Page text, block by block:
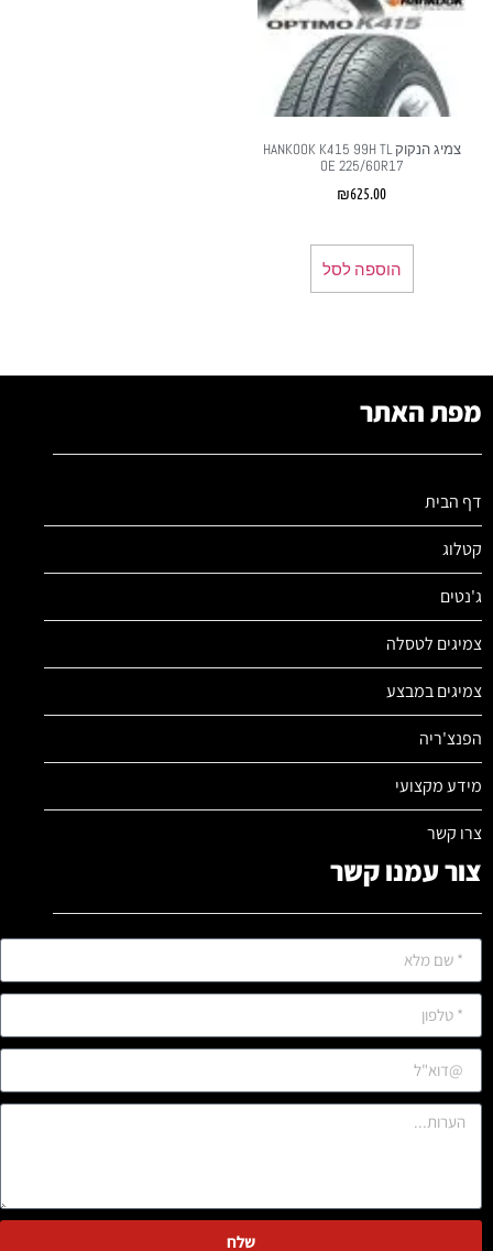
צמיג הנקוק HANKOOK K415 99H TL
OE 225/60R17
₪625.00
הוספה לסל
מפת האתר
דף הבית
קטלוג
ג'נטים
צמיגים לטסלה
צמיגים במבצע
הפנצ'ריה
מידע מקצועי
צרו קשר
צור עמנו קשר
שלח